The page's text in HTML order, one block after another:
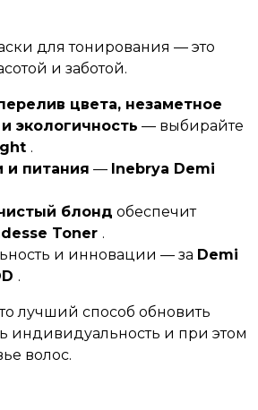
для тонирования — это
и заботой.
цвета, незаметное
экологичность — выбирайте
.
и питания — Inebrya Demi
блонд обеспечит
Toner .
и инновации — за Demi
.
лучший способ обновить
индивидуальность и при этом
волос.